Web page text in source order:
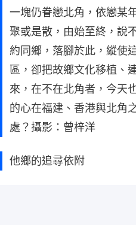
一塊仍眷戀北角，依戀某
聚或是散，由始至終，說
約同鄉，落腳於此，縱使
區，卻把故鄉文化移植、
來，在不在北角者，今天
的心在福建、香港與北角
處？攝影：曾梓洋
他鄉的追尋依附